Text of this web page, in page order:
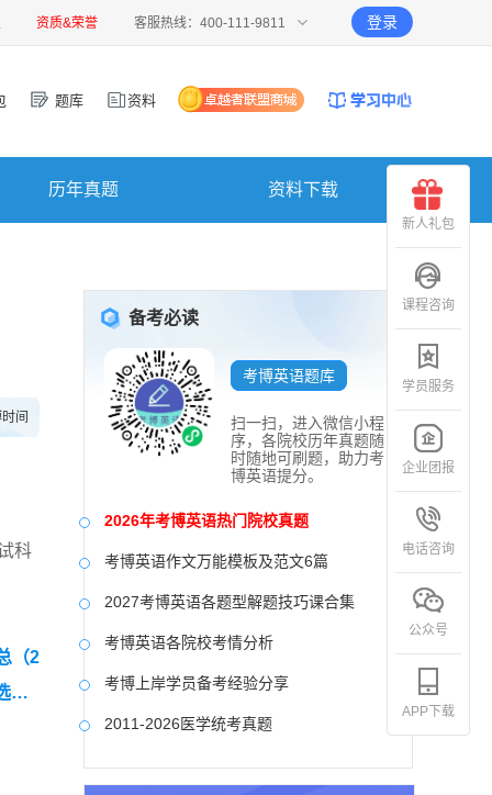
资质&荣誉 客服热线：400-111-9811 登录
题库 资料
历年真题 资料下载
间
科
（2
高
备考必读
考博英语题库
扫一扫，进入微信小程
序，各院校历年真题随
时随地可刷题，助力考
博英语提分。
2026年考博英语热门院校真题
考博英语作文万能模板及范文6篇
2027考博英语各题型解题技巧课合集
考博英语各院校考情分析
考博上岸学员备考经验分享
2011-2026医学统考真题
中国社会科学院大学真题合集
新人礼包
课程咨询
学员服务
企业团报
电话咨询
公众号
APP下载